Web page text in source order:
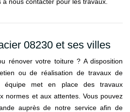
08230 et ses villes
rénover votre toiture ? A disposition
ou de réalisation de travaux de
équipe met en place des travaux
normes et aux attentes. Vous pouvez
auprès de notre service afin de